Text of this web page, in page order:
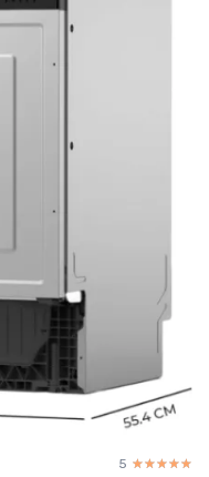
5 ☆☆☆☆☆
★★★★★